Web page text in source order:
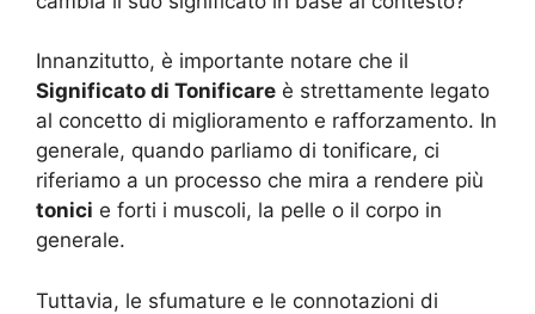
Innanzitutto, è importante notare che il
Significato di Tonificare è strettamente legato
al concetto di miglioramento e rafforzamento. In
generale, quando parliamo di tonificare, ci
riferiamo a un processo che mira a rendere più
tonici e forti i muscoli, la pelle o il corpo in
generale.
Tuttavia, le sfumature e le connotazioni di